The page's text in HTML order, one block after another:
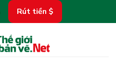
Rút tiền $